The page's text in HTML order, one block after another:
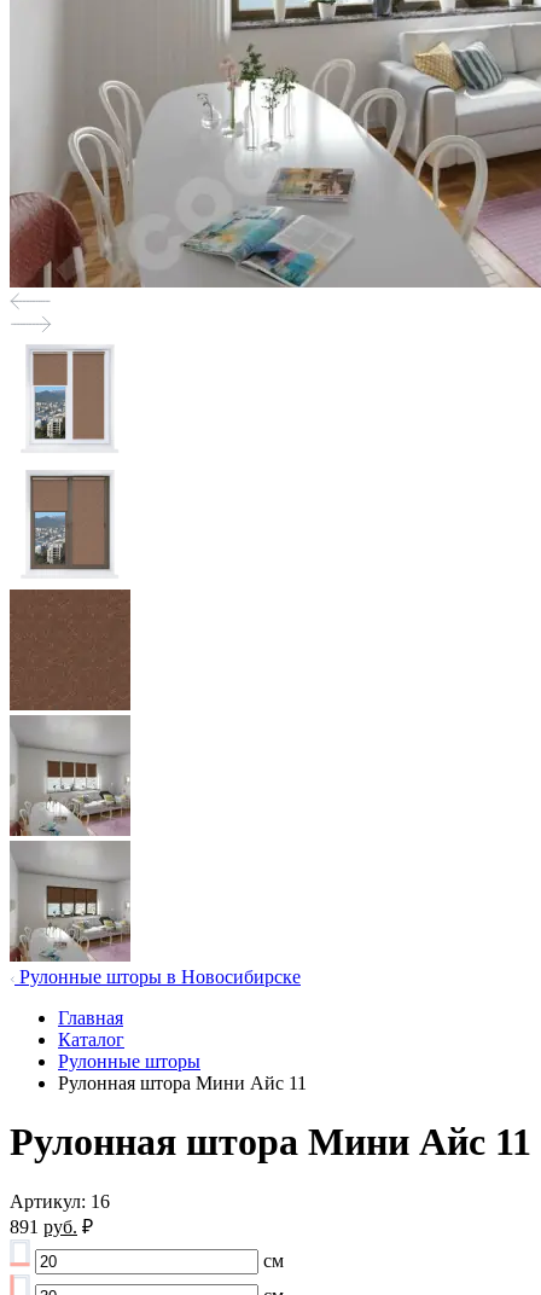
Рулонные шторы в Новосибирске
Главная
Каталог
Рулонные шторы
Рулонная штора Мини Айс 11
Рулонная штора Мини Айс 11
Артикул: 16
891 руб. ₽
см